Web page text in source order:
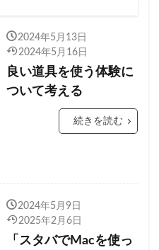
2024年5月13日
2024年5月16日
良い道具を使う体験に
ついて考える
続きを読む
2024年5月9日
2025年2月6日
「スタバでMacを使っ